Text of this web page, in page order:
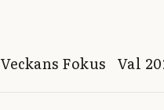
Veckans Fokus Val